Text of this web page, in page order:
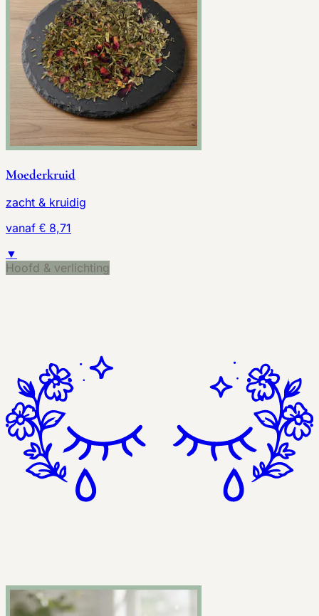
Moederkruid
zacht & kruidig
vanaf € 8,71
▼
Hoofd & verlichting